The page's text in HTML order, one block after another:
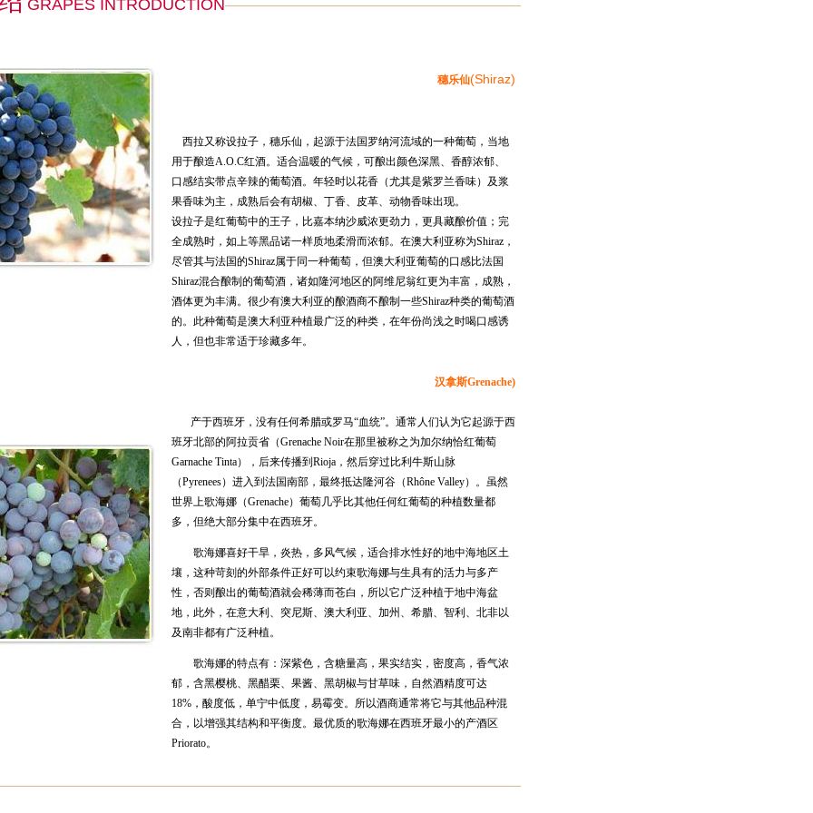
GRAPES INTRODUCTION
穗乐仙(Shiraz)
西拉又称设拉子，穗乐仙，起源于法国罗纳河流域的一种葡萄，当地
用于酿造A.O.C红酒。适合温暖的气候，可酿出颜色深黑、香醇浓郁、
口感结实带点辛辣的葡萄酒。年轻时以花香（尤其是紫罗兰香味）及浆
果香味为主，成熟后会有胡椒、丁香、皮革、动物香味出现。
设拉子是红葡萄中的王子，比嘉本纳沙威浓更劲力，更具藏酿价值；完
全成熟时，如上等黑品诺一样质地柔滑而浓郁。在澳大利亚称为Shiraz，
尽管其与法国的Shiraz属于同一种葡萄，但澳大利亚葡萄的口感比法国
Shiraz混合酿制的葡萄酒，诸如隆河地区的阿维尼翁红更为丰富，成熟，
酒体更为丰满。很少有澳大利亚的酿酒商不酿制一些Shiraz种类的葡萄酒
的。此种葡萄是澳大利亚种植最广泛的种类，在年份尚浅之时喝口感诱
人，但也非常适于珍藏多年。
汉拿斯Grenache)
产于西班牙，没有任何希腊或罗马“血统”。通常人们认为它起源于西
班牙北部的阿拉贡省（Grenache Noir在那里被称之为加尔纳恰红葡萄
Garnache Tinta），后来传播到Rioja，然后穿过比利牛斯山脉
（Pyrenees）进入到法国南部，最终抵达隆河谷（Rhône Valley）。虽然
世界上歌海娜（Grenache）葡萄几乎比其他任何红葡萄的种植数量都
多，但绝大部分集中在西班牙。
歌海娜喜好干旱，炎热，多风气候，适合排水性好的地中海地区土
壤，这种苛刻的外部条件正好可以约束歌海娜与生具有的活力与多产
性，否则酿出的葡萄酒就会稀薄而苍白，所以它广泛种植于地中海盆
地，此外，在意大利、突尼斯、澳大利亚、加州、希腊、智利、北非以
及南非都有广泛种植。
歌海娜的特点有：深紫色，含糖量高，果实结实，密度高，香气浓
郁，含黑樱桃、黑醋栗、果酱、黑胡椒与甘草味，自然酒精度可达
18%，酸度低，单宁中低度，易霉变。所以酒商通常将它与其他品种混
合，以增强其结构和平衡度。最优质的歌海娜在西班牙最小的产酒区
Priorato。